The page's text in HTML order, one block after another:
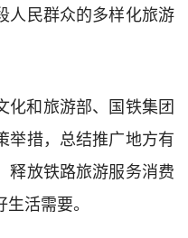
人民群众的多样化旅游
化和旅游部、国铁集团
举措，总结推广地方有
释放铁路旅游服务消费
活需要。